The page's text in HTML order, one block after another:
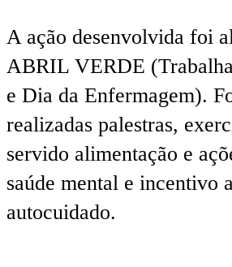
A ação desenvolvida foi
ABRIL VERDE
e Dia da Enfermagem).
realizadas palestras,
servido alimentação e
saúde mental e incentivo
autocuidado.